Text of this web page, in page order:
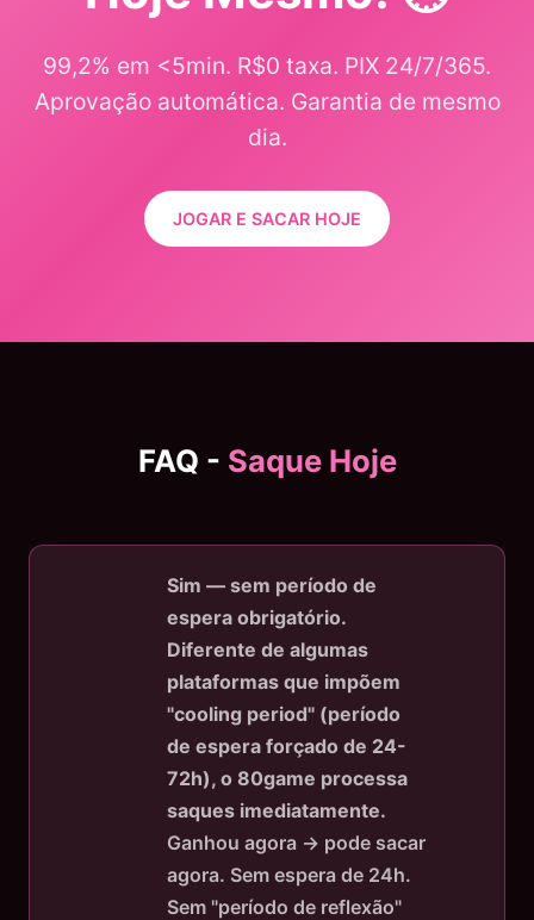
99,2% em <5min. R$0 taxa. PIX 24/7/365.
Aprovação automática. Garantia de mesmo
dia.
JOGAR E SACAR HOJE
FAQ - Saque Hoje
Sim — sem período de
espera obrigatório.
Diferente de algumas
plataformas que impõem
"cooling period" (período
de espera forçado de 24-
72h), o 80game processa
saques imediatamente.
Ganhou agora → pode sacar
agora. Sem espera de 24h.
Sem "período de reflexão"